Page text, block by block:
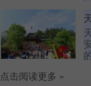
点击阅读更多 »